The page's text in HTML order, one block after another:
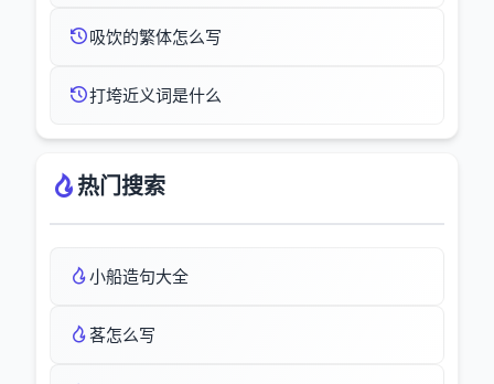
吸饮的繁体怎么写
打垮近义词是什么
热门搜索
小船造句大全
茖怎么写